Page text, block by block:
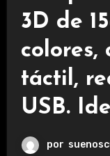
3D de
colores,
táctil,
USB.
por